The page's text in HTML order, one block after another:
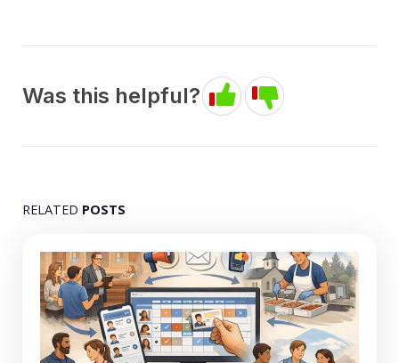
Was this helpful?
RELATED POSTS